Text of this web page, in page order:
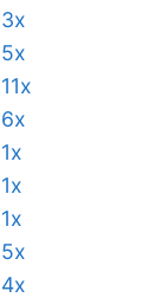
3x
5x
11x
6x
1x
1x
1x
5x
4x